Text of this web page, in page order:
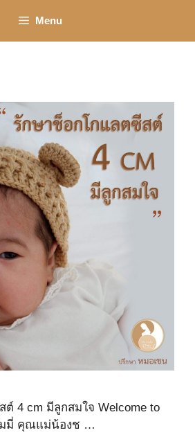
Menu
4 cm มีลูกสมใจ Welcome to
มมี่ คุณแม่น้องช …